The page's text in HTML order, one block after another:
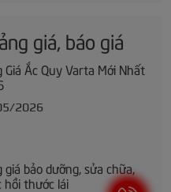
giá, báo giá
Giá Ắc Quy Varta Mới Nhất
2026
giá bảo dưỡng, sửa chữa,
hồi thước lái